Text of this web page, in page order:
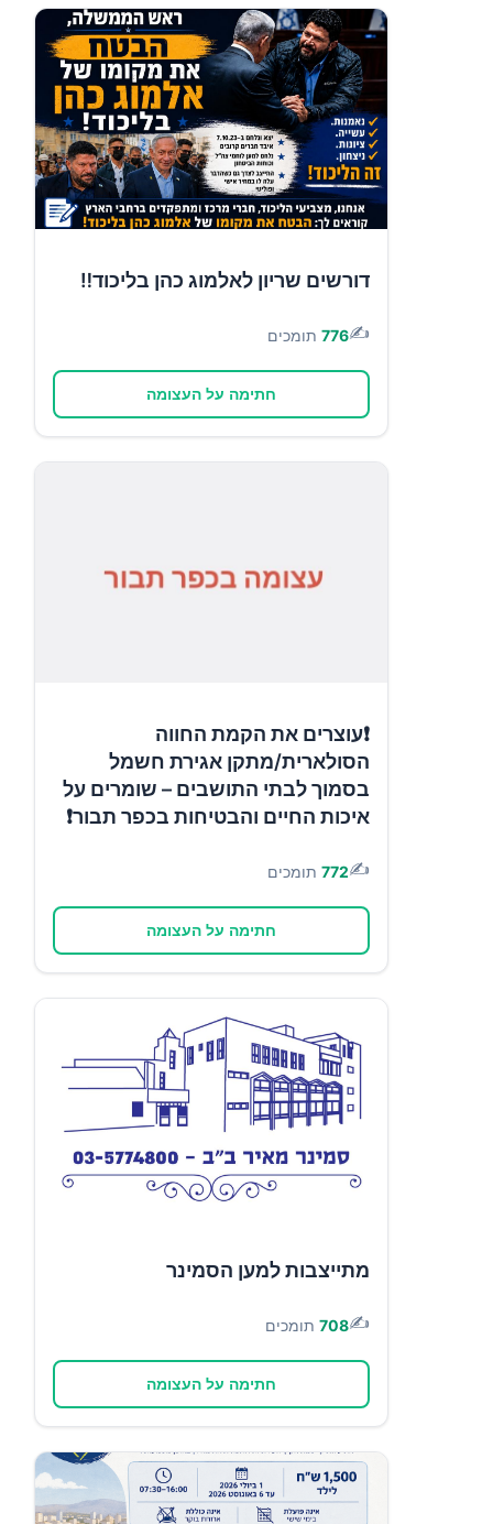
דורשים שריון לאלמוג כהן בליכוד‼️
✍️
776 תומכים
חתימה על העצומה
❗עוצרים את הקמת החווה
הסולארית/מתקן אגירת חשמל
בסמוך לבתי התושבים – שומרים על
איכות החיים והבטיחות בכפר תבור❗
✍️
772 תומכים
חתימה על העצומה
מתייצבות למען הסמינר
✍️
708 תומכים
חתימה על העצומה